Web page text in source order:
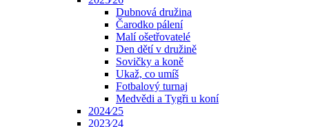
Dubnová družina
Čarodko pálení
Malí ošetřovatelé
Den dětí v družině
Sovičky a koně
Ukaž, co umíš
Fotbalový turnaj
Medvědi a Tygři u koní
2024⁄25
2023⁄24